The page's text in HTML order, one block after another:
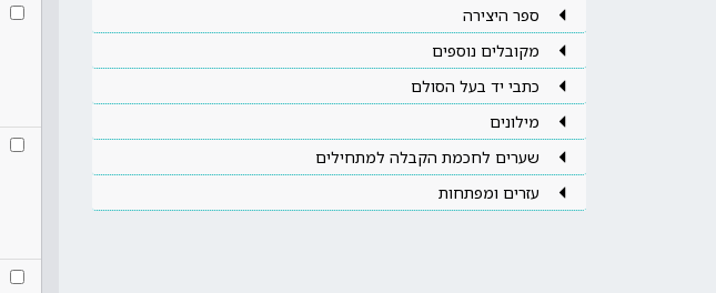
ספר היצירה
מקובלים נוספים
כתבי יד בעל הסולם
מילונים
שערים לחכמת הקבלה למתחילים
עזרים ומפתחות